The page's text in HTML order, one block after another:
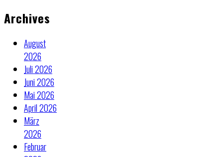
Archives
August
2026
Juli 2026
Juni 2026
Mai 2026
April 2026
März
2026
Februar